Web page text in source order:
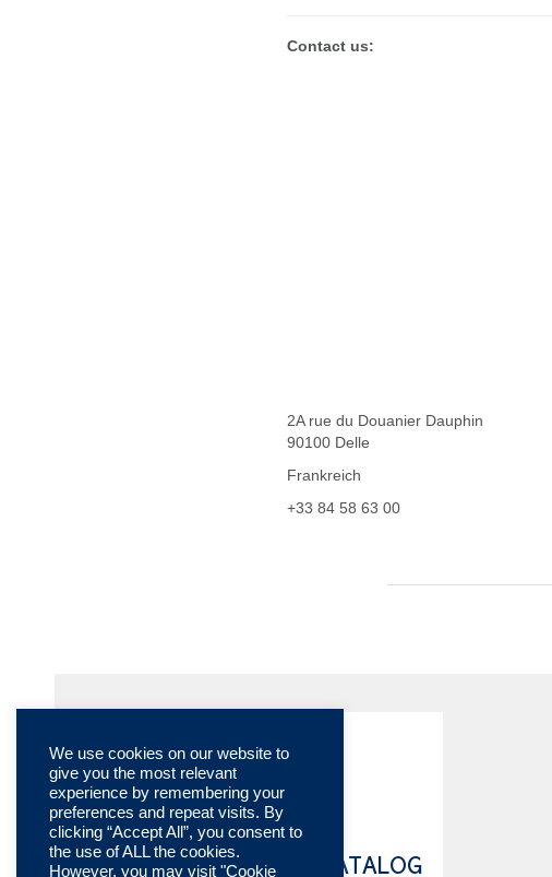
Contact us:
2A rue du Douanier Dauphin
90100 Delle
Frankreich
+33 84 58 63 00
TECHNISCHE KATALOG
We use cookies on our website to
give you the most relevant
experience by remembering your
preferences and repeat visits. By
clicking “Accept All”, you consent to
the use of ALL the cookies.
However, you may visit "Cookie